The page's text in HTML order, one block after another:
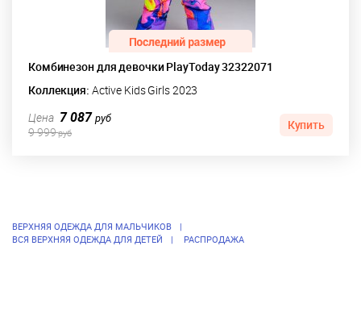
Комбинезон для девочки PlayToday 32322071
Коллекция: Active Kids Girls 2023
Цена 7 087руб
9 999руб
Купить
ВЕРХНЯЯ ОДЕЖДА ДЛЯ МАЛЬЧИКОВ
ВСЯ ВЕРХНЯЯ ОДЕЖДА ДЛЯ ДЕТЕЙ
РАСПРОДАЖА